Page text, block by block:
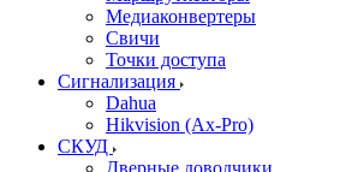
Медиаконвертеры
Свичи
Точки доступа
Сигнализация
Dahua
Hikvision (Ax-Pro)
СКУД
Дверные доводчики